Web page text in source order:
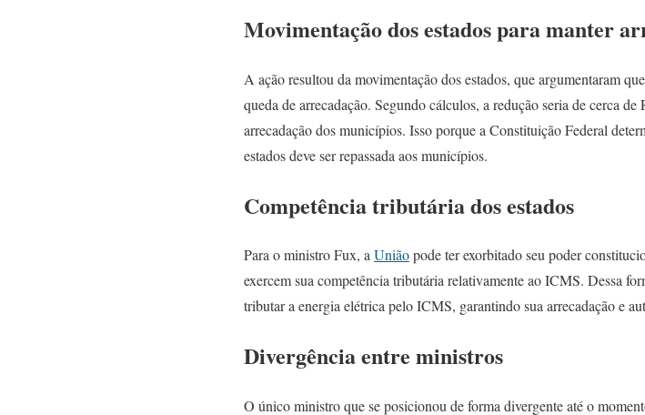
Movimentação dos estados para manter
A ação resultou da movimentação dos estados, que argumentaram
queda de arrecadação. Segundo cálculos, a redução seria de cerca
arrecadação dos municípios. Isso porque a Constituição Federal
estados deve ser repassada aos municípios.
Competência tributária dos estados
Para o ministro Fux, aUniãopode ter exorbitado seu poder
exercem sua competência tributária relativamente ao ICMS. Dessa
tributar a energia elétrica pelo ICMS, garantindo sua arrecadação e
Divergência entre ministros
O único ministro que se posicionou de forma divergente até o